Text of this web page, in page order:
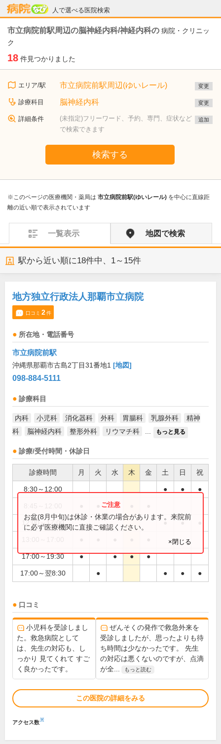
人で選べる医院検索
病院なび
市立病院前駅周辺の脳神経内科/神経内科の 病院・クリニッ
ク
18 件見つかりました
エリア/駅 市立病院前駅周辺(ゆいレール) 変更
診療科目 脳神経内科 変更
詳細条件
(未指定)フリーワード、予約、専門、症状など
で検索できます
追加
検索する
※このページの医療機関・薬局は 市立病院前駅(ゆいレール) を中心に直線距
離の近い順で表示されています
一覧表示 地図で検索
駅から近い順に18件中、 1～15件
地方独立行政法人那覇市立病院
口コミ 2件
所在地・電話番号
市立病院前駅
沖縄県那覇市古島2丁目31番地1 [地図]
098-884-5111
診療科目
内科 小児科 消化器科 外科 胃腸科 乳腺外科
精神
科
脳神経内科 整形外科 リウマチ科 もっと見る
診療/受付時間・休診日
診療時間 月 火 水 木 金 土 日 祝
8:30～12:00 ● ● ●
●
12:00～17:00 ● ●
17:00～19:30 ● ● ● ●
17:00～翌8:30 ● ● ● ●
お盆(8月中旬)は休診・休業の場合があります。来院前
に必ず医療機関に直接ご確認ください。
×閉じる
口コミ
小児科を受診しまし
た。救急病院として
は、先生の対応も、し
っかり 見てくれて すご
く良かったです。
ぜんそくの発作で救急外来を
受診しましたが、思ったよりも待
ち時間は少なかったです。 先生
の対応は悪くないのですが、点滴
が全...
もっと読む
この医院の詳細をみる
アクセス数※